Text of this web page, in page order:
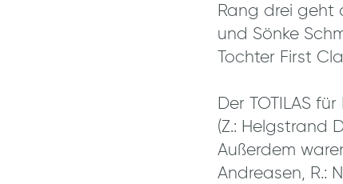
Rang drei geht
und Sönke
Tochter First
Der TOTILAS
(Z.: Helgstrand
Außerdem
Andreasen, R.: